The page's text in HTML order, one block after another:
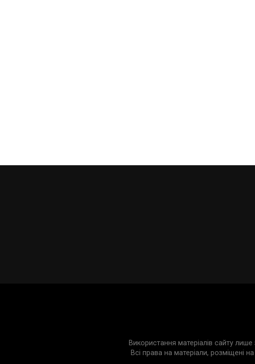
Використання матеріалів сайту
Всі права на матеріали, розміщені на